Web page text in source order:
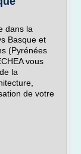
dans la
Basque et
(Pyrénées
vous
la
de votre